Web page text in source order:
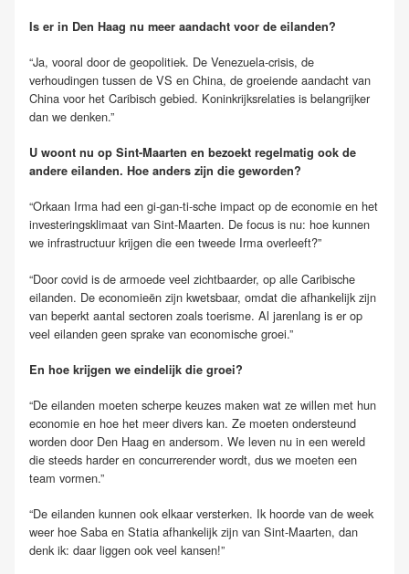
Is er in Den Haag nu meer aandacht voor de eilanden?
“Ja, vooral door de geopolitiek. De Venezuela-crisis, de
verhoudingen tussen de VS en China, de groeiende aandacht van
China voor het Caribisch gebied. Koninkrijksrelaties is belangrijker
dan we denken.”
U woont nu op Sint-Maarten en bezoekt regelmatig ook de
andere eilanden. Hoe anders zijn die geworden?
“Orkaan Irma had een gi-gan-ti-sche impact op de economie en het
investeringsklimaat van Sint-Maarten. De focus is nu: hoe kunnen
we infrastructuur krijgen die een tweede Irma overleeft?”
“Door covid is de armoede veel zichtbaarder, op alle Caribische
eilanden. De economieën zijn kwetsbaar, omdat die afhankelijk zijn
van beperkt aantal sectoren zoals toerisme. Al jarenlang is er op
veel eilanden geen sprake van economische groei.”
En hoe krijgen we eindelijk die groei?
“De eilanden moeten scherpe keuzes maken wat ze willen met hun
economie en hoe het meer divers kan. Ze moeten ondersteund
worden door Den Haag en andersom. We leven nu in een wereld
die steeds harder en concurrerender wordt, dus we moeten een
team vormen.”
“De eilanden kunnen ook elkaar versterken. Ik hoorde van de week
weer hoe Saba en Statia afhankelijk zijn van Sint-Maarten, dan
denk ik: daar liggen ook veel kansen!”